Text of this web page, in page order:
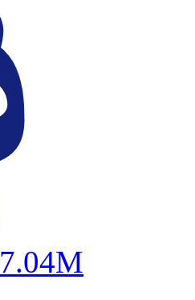
7.04M